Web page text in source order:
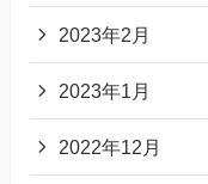
2023年2月
2023年1月
2022年12月